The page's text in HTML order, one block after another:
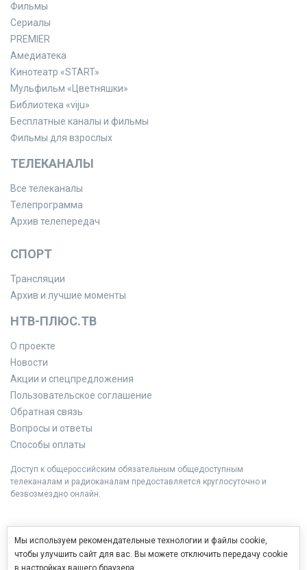
Фильмы
Сериалы
PREMIER
Амедиатека
Кинотеатр «START»
Мульфильм «Цветняшки»
Библиотека «viju»
Бесплатные каналы и фильмы
Фильмы для взрослых
ТЕЛЕКАНАЛЫ
Все телеканалы
Телепрограмма
Архив телепередач
СПОРТ
Трансляции
Архив и лучшие моменты
НТВ-ПЛЮС.ТВ
О проекте
Новости
Акции и спецпредложения
Пользовательское соглашение
Обратная связь
Вопросы и ответы
Способы оплаты
Доступ к общероссийским обязательным общедоступным
телеканалам и радиоканалам предоставляется круглосуточно и
безвозмездно онлайн.
Мы используем рекомендательные технологии и файлы cookie,
чтобы улучшить сайт для вас. Вы можете отключить передачу cookie
в настройках вашего браузера